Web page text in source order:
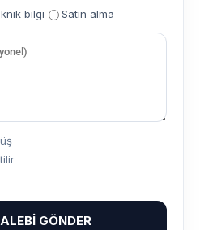
bilgi Satın alma
GÖNDER